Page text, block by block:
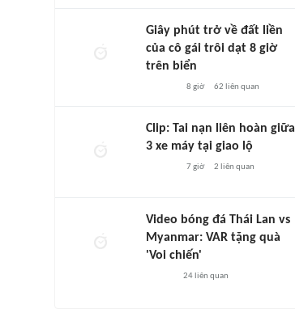
Giây phút trở về đất liền
của cô gái trôi dạt 8 giờ
trên biển
8 giờ 62 liên quan
Clip: Tai nạn liên hoàn giữa
3 xe máy tại giao lộ
7 giờ 2 liên quan
Video bóng đá Thái Lan vs
Myanmar: VAR tặng quà
'Voi chiến'
24liên quan